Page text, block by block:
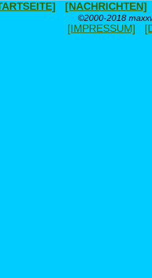
[NACHRICHTEN]
©2000-2018
[IMPRESSUM]